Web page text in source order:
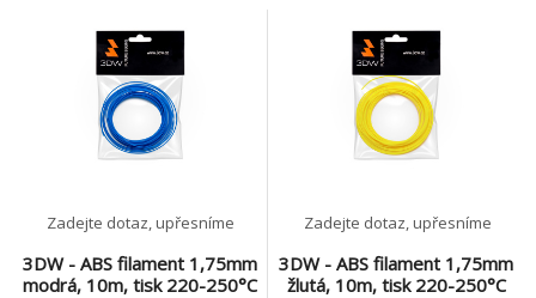
3DW - ABS filament 1,75mm
modrá, 10m, tisk 220-250°C
Zadejte dotaz, upřesníme
3DW - ABS filament 1,75mm
žlutá, 10m, tisk 220-250°C
Zadejte dotaz, upřesníme